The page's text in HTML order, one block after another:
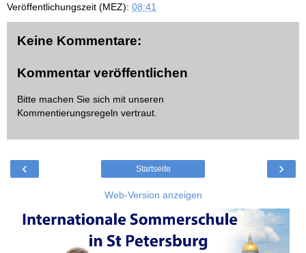
Veröffentlichungszeit (MEZ): 08:41
Keine Kommentare:
Kommentar veröffentlichen
Bitte machen Sie sich mit unseren
Kommentierungsregeln vertraut.
‹ ›
Startseite
Web-Version anzeigen